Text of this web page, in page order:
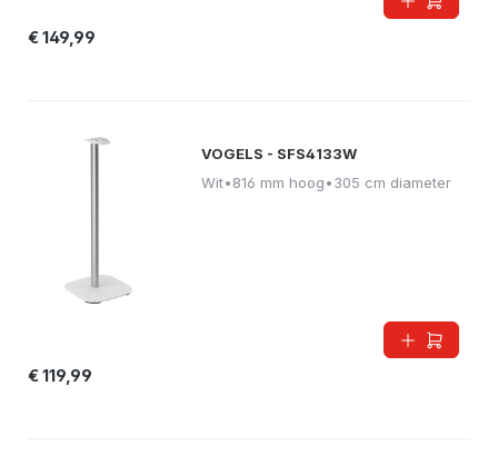
€ 149,99
VOGELS - SFS4133W
Wit•816 mm hoog•305 cm diameter
€ 119,99